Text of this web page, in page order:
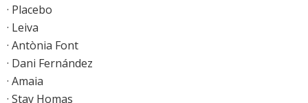
· Placebo
· Leiva
· Antònia Font
· Dani Fernández
· Amaia
· Stay Homas